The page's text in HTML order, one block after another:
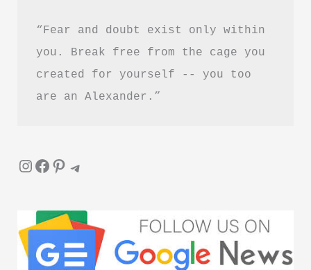
“Fear and doubt exist only within
you. Break free from the cage you
created for yourself -- you too
are an Alexander.”
InstagramFacebook Pinterest Telegram